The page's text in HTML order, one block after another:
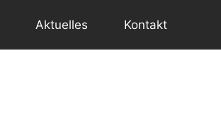
Aktuelles Kontakt